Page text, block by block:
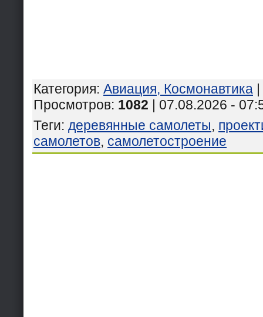
Категория: Авиация, Космонавтика |
Просмотров: 1082 | 07.08.2026 -
Теги: деревянные самолеты,
самолетов, самолетостроение